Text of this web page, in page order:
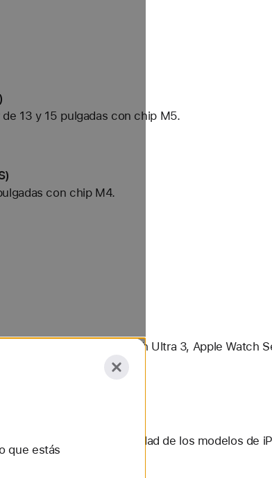
13 y 15 pulgadas con chip M5.
con chip M4.
Watch: Apple Watch Ultra 3, Apple Watch
la autonomía y la capacidad de los modelos de
que estás